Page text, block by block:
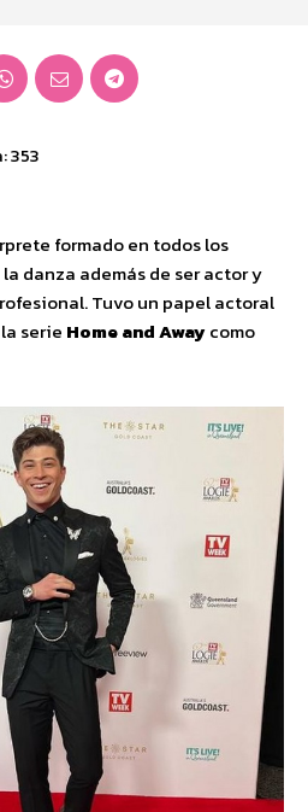
353
formado en todos los
danza además de ser actor y
Tuvo un papel actoral
serie Home and Awaycomo